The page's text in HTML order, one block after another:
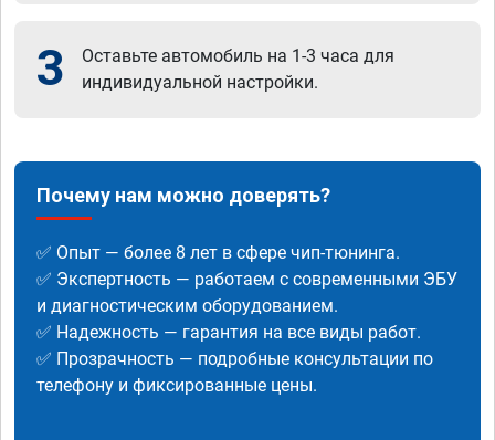
3
Оставьте автомобиль на 1-3 часа для
индивидуальной настройки.
Почему нам можно доверять?
✅ Опыт — более 8 лет в сфере чип-тюнинга.
✅ Экспертность — работаем с современными ЭБУ
и диагностическим оборудованием.
✅ Надежность — гарантия на все виды работ.
✅ Прозрачность — подробные консультации по
телефону и фиксированные цены.